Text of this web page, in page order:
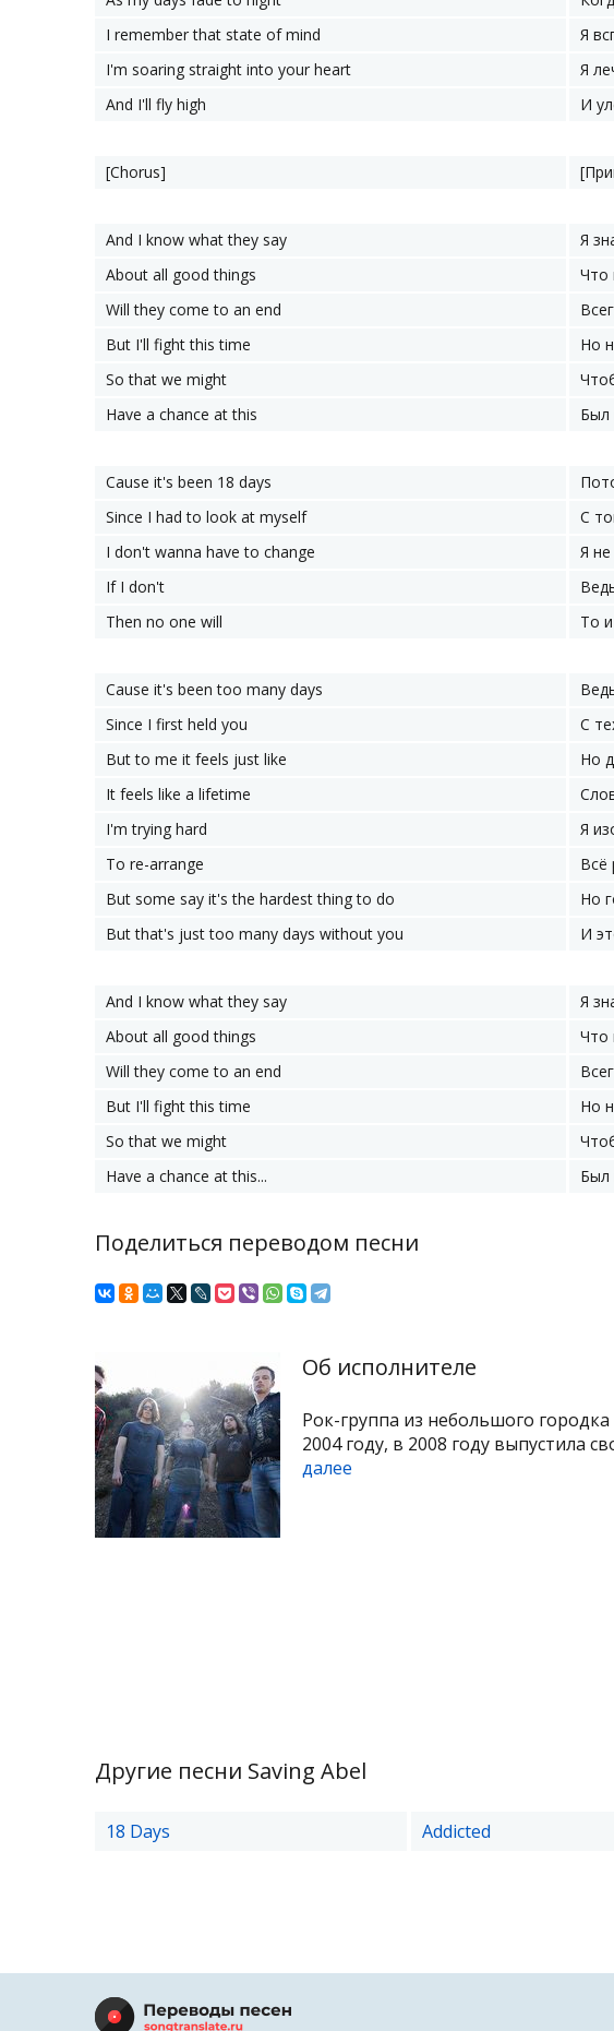
I remember that state of mind
Я
I'm soaring straight into your heart
Я
And I'll fly high
И
[Chorus]
And I know what they say
Я
About all good things
Что
Will they come to an end
But I'll fight this time
Но
So that we might
Have a chance at this
Был
Cause it's been 18 days
Since I had to look at myself
С
I don't wanna have to change
Я
If I don't
Then no one will
То
Cause it's been too many days
Since I first held you
С
But to me it feels just like
Но
It feels like a lifetime
I'm trying hard
Я
To re-arrange
Всё
But some say it's the hardest thing to do
Но
But that's just too many days without you
И
And I know what they say
Я
About all good things
Что
Will they come to an end
But I'll fight this time
Но
So that we might
Have a chance at this...
Был
Поделиться переводом песни
Об исполнителе
Рок-группа из небольшого
2004 году, в 2008 году выпустила
далее
Другие песни Saving Abel
18 Days Addicted